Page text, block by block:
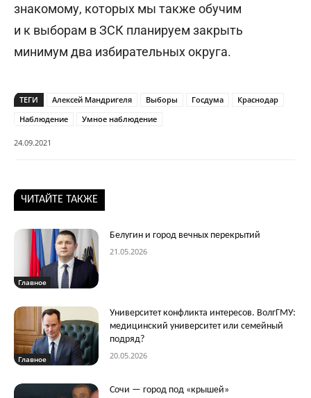
знакомому, которых мы также обучим
и к выборам в ЗСК планируем закрыть
минимум два избирательных округа.
ТЕГИ Алексей Мандригеля Выборы Госдума
Краснодар
Наблюдение
Умное наблюдение
24.09.2021
ЧИТАЙТЕ ТАКЖЕ
Главное
Белугин и город вечных перекрытий
21.05.2026
Главное
Университет конфликта интересов. ВолгГМУ:
медицинский университет или семейный
подряд?
20.05.2026
Сочи — город под «крышей»